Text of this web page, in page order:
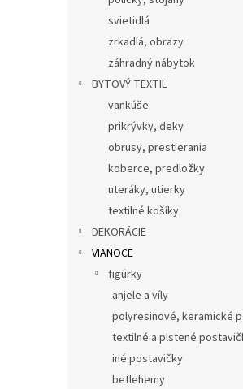
svietidlá
zrkadlá, obrazy
záhradný nábytok
BYTOVÝ TEXTIL
vankúše
prikrývky, deky
obrusy, prestierania
koberce, predložky
uteráky, utierky
textilné košíky
DEKORÁCIE
VIANOCE
figúrky
anjele a víly
polyresinové, keramické
textilné a plstené
iné postavičky
betlehemy